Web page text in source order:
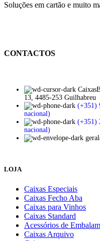
Soluções em cartão e muito
CONTACTOS
13, 4485-253 Guilhabreu
(+351)
nacional)
(+351)
nacional)
LOJA
Caixas Especiais
Caixas Fecho Aba
Caixas para Vinhos
Caixas Standard
Acessórios de
Caixas Arquivo